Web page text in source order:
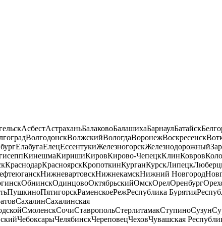
АсбестАстраханьБалаковоБалашихаБарнаулБатайск
ВолгодонскВолжскийВологдаВоронежВоскресенск
ЕлабугаЕлецЕссентукиЖелезногорскЖелезнодорожный
КинешмаКиришиКировКирово-ЧепецкКлинКовров
КраснодарКрасноярскКропоткинКурганКурскЛипецк
НижневартовскНижнекамскНижний Новгород
ОбнинскОдинцовоОктябрьскийОмскОрелОренбург
ПушкиноПятигорскРаменскоеРежРеспублика Бурятия
СахалинСахалинская
СмоленскСочиСтавропольСтерлитамакСтупиноСузун
ЧебоксарыЧелябинскЧереповецЧеховЧувашская